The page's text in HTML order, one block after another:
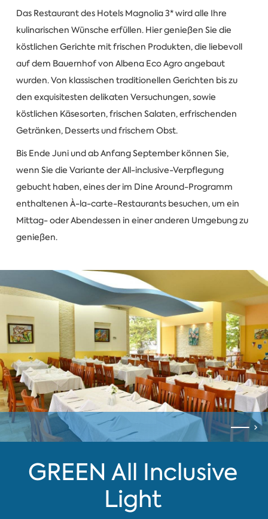
Das Restaurant des Hotels Magnolia 3* wird alle Ihre
kulinarischen Wünsche erfüllen. Hier genießen Sie die
köstlichen Gerichte mit frischen Produkten, die liebevoll
auf dem Bauernhof von Albena Eco Agro angebaut
wurden. Von klassischen traditionellen Gerichten bis zu
den exquisitesten delikaten Versuchungen, sowie
köstlichen Käsesorten, frischen Salaten, erfrischenden
Getränken, Desserts und frischem Obst.
Bis Ende Juni und ab Anfang September können Sie,
wenn Sie die Variante der All-inclusive-Verpflegung
gebucht haben, eines der im Dine Around-Programm
enthaltenen À-la-carte-Restaurants besuchen, um ein
Mittag- oder Abendessen in einer anderen Umgebung zu
genießen.
GREEN All Inclusive
Light